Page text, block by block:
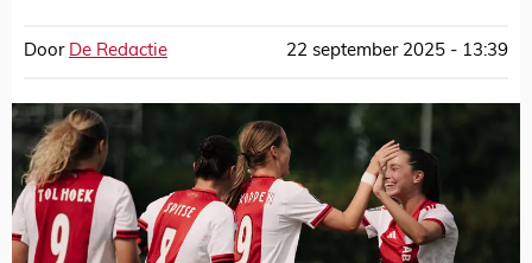
Door De Redactie 22 september 2025 - 13:39